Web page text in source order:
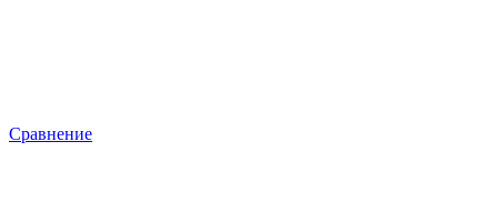
Сравнение